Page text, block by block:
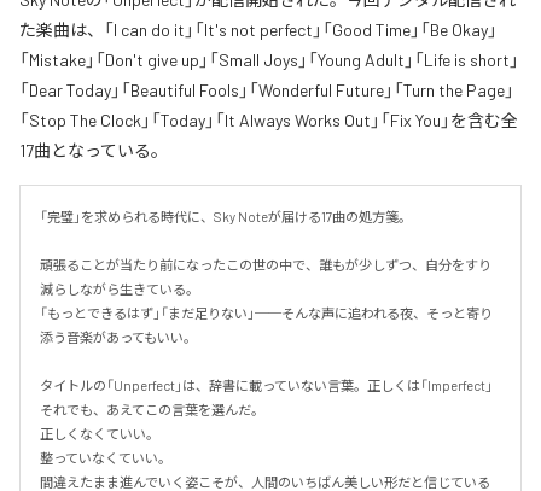
た楽曲は、「I can do it」「It's not perfect」「Good Time」「Be Okay」
「Mistake」「Don't give up」「Small Joys」「Young Adult」「Life is short」
「Dear Today」「Beautiful Fools」「Wonderful Future」「Turn the Page」
「Stop The Clock」「Today」「It Always Works Out」「Fix You」を含む全
17曲となっている。
「完璧」を求められる時代に、Sky Noteが届ける17曲の処方箋。
頑張ることが当たり前になったこの世の中で、誰もが少しずつ、自分をすり
減らしながら生きている。
「もっとできるはず」「まだ足りない」──そんな声に追われる夜、そっと寄り
添う音楽があってもいい。
タイトルの「Unperfect」は、辞書に載っていない言葉。正しくは「Imperfect」
それでも、あえてこの言葉を選んだ。
正しくなくていい。
整っていなくていい。
間違えたまま進んでいく姿こそが、人間のいちばん美しい形だと信じている